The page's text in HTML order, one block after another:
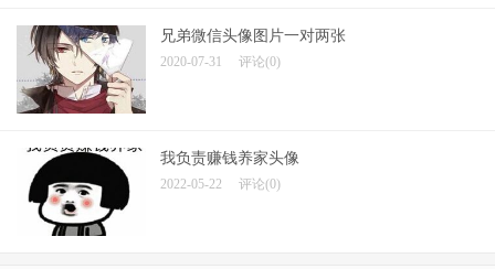
兄弟微信头像图片一对两张
2020-07-31 评论(0)
我负责赚钱养家头像
2022-05-22 评论(0)